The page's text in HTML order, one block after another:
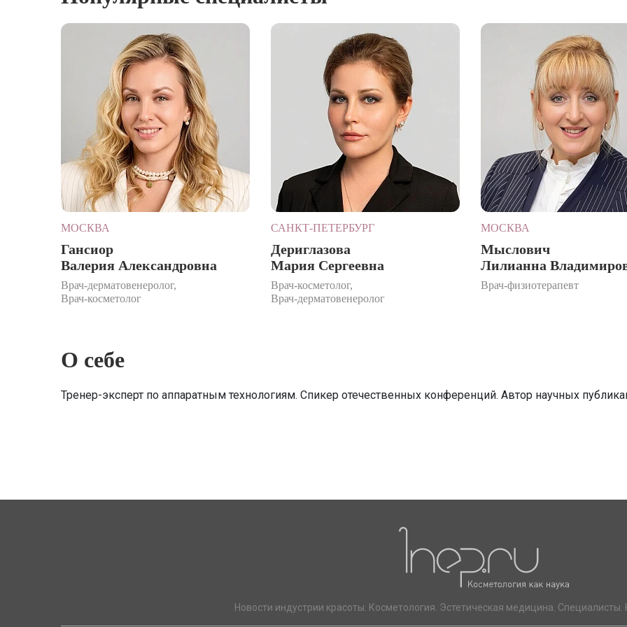
МОСКВА
Гансиор
Валерия Александровна
Врач-дерматовенеролог,
Врач-косметолог
САНКТ-ПЕТЕРБУРГ
Дериглазова
Мария Сергеевна
Врач-косметолог,
Врач-дерматовенеролог
МОСКВА
Мыслович
Лилианна
Врач-физиотерапевт
О себе
Тренер-эксперт по аппаратным технологиям. Спикер отечественных конференций. Автор научных
Новости индустрии красоты. Косметология. Эстетическая медицина.